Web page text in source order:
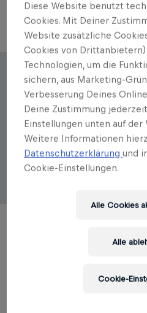
Autorenportrait
Margit
Margit Brauneder war
und ist Absolventin des
Gastrosophische
Diese Website benutzt
Cookies. Mit Deiner
Website zusätzliche
Cookies von
Technologien, um die
sichern, aus Marketing-
Verbesserung Deines
Deine Zustimmung
Einstellungen unten auf
Weitere Informationen
Datenschutzerklärungund
Cookie-Einstellungen.
Alle
Alle Cookies
Cookie-